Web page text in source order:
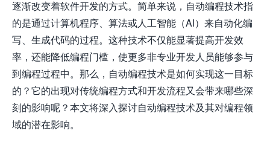
逐渐改变着软件开发的方式。简单来说，自动编程技术指
的是通过计算机程序、算法或人工智能（AI）来自动化编
写、生成代码的过程。这种技术不仅能显著提高开发效
率，还能降低编程门槛，使更多非专业开发人员能够参与
到编程过程中。那么，自动编程技术是如何实现这一目标
的？它的出现对传统编程方式和开发流程又会带来哪些深
刻的影响呢？本文将深入探讨自动编程技术及其对编程领
域的潜在影响。